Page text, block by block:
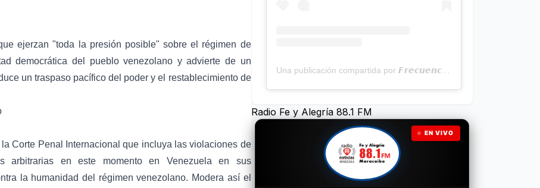
ejerzan "toda la presión posible" sobre el régimen de
democrática del pueblo venezolano y advierte de un
un traspaso pacífico del poder y el restablecimiento de
Corte Penal Internacional que incluya las violaciones de
arbitrarias en este momento en Venezuela en sus
la humanidad del régimen venezolano. Modera así el
Una publicación compartida por 𝙁𝙧𝙚𝙘𝙪𝙚𝙣𝙘𝙞𝙖 𝙉𝙤𝙩𝙞𝙘𝙞𝙖𝙨 | Programa Radial (@frecuencianoticias)
Radio Fe y Alegría 88.1 FM
EN VIVO